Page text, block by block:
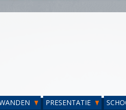
PRESENTATIE